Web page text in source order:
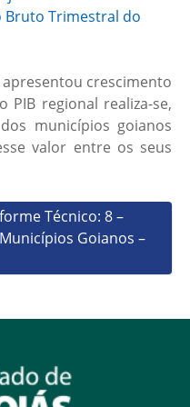
Trimestral do
crescimento
regional realiza-se,
municípios goianos
valor entre os seus
Técnico: 8 –
Goianos –